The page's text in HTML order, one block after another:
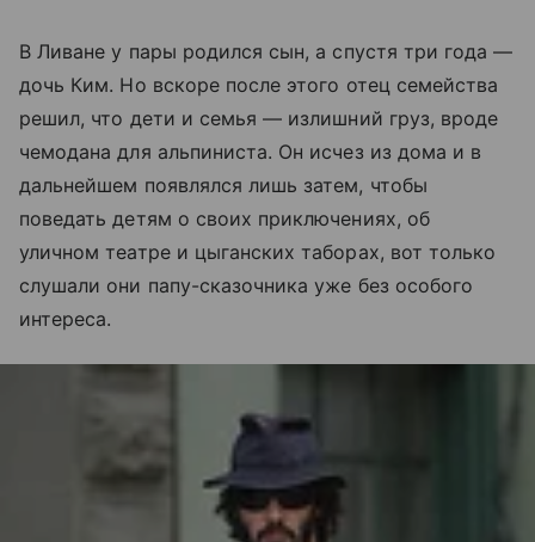
В Ливане у пары родился сын, а спустя три года —
дочь Ким. Но вскоре после этого отец семейства
решил, что дети и семья — излишний груз, вроде
чемодана для альпиниста. Он исчез из дома и в
дальнейшем появлялся лишь затем, чтобы
поведать детям о своих приключениях, об
уличном театре и цыганских таборах, вот только
слушали они папу-сказочника уже без особого
интереса.